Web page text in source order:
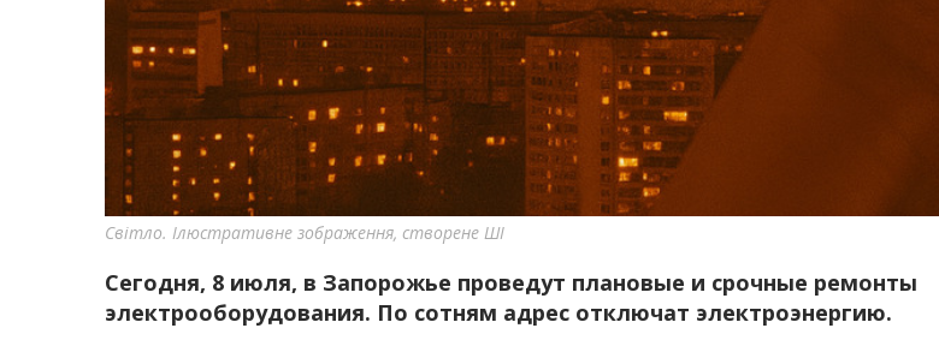
Світло. Ілюстративне зображення, створене ШІ
Сегодня, 8 июля, в Запорожье проведут плановые и срочные ремонты
электрооборудования. По сотням адрес отключат электроэнергию.